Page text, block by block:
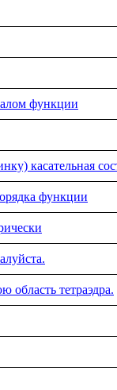
функции
касательная
функции
область тетраэдра.